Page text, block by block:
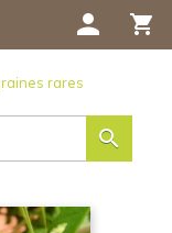
shopping_cart
person
rares
